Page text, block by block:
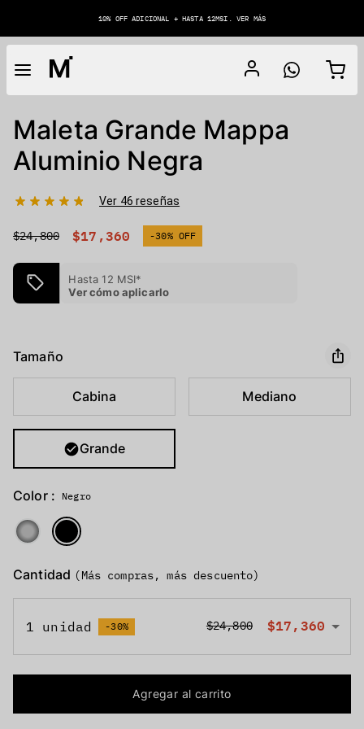
10% OFF ADICIONAL + HASTA 12MSI. VER MÁS
Maleta Grande Mappa
Aluminio Negra
Ver 46 reseñas
$24,800 $17,360 -30% OFF
Hasta 12 MSI*
Ver cómo aplicarlo
Tamaño
Cabina Mediano
Grande
Color : Negro
Cantidad (Más compras, más descuento)
1 unidad -30% $24,800 $17,360
Agregar al carrito